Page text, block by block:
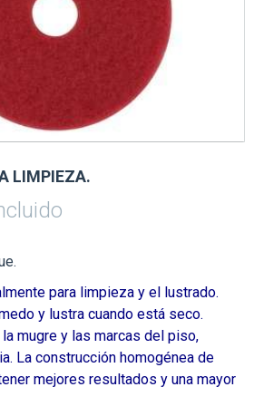
LIMPIEZA.
para limpieza y el lustrado.
y lustra cuando está seco.
mugre y las marcas del piso,
La construcción homogénea de
mejores resultados y una mayor